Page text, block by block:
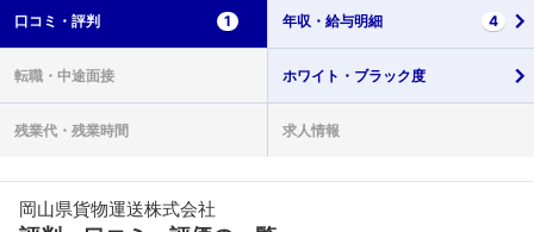
口コミ・ 評判 1 年収・ 給与明細 4
転職・ 中途面接 ホワイト・ ブラック度
残業代・ 残業時間 求人情報
岡山県貨物運送株式会社